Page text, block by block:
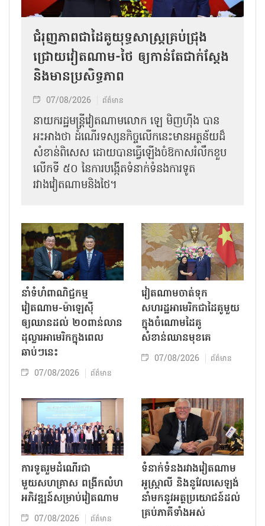
ជំរុញភាពជាដៃគូយុទ្ធសាស្ត្រគ្រប់ជ្រុង
ជ្រោយវៀតណាម-ថៃ ឲ្យកាន់តែជាក់ស្ដែង
និងមានប្រសិទ្ធភាព
07/08/2026 ព័ត៌មាន
នាយករដ្ឋមន្ត្រីវៀតណាមលោក ឡេ មិញហ៊ឹង បាន
អះអាងថា ដំណើរទស្សនកិច្ចលើកនេះមានអត្ថន័យដ៏
សំខាន់ពិសេស ដោយបានធ្វើឡើងចំឱកាសរំលឹកខួប
លើកទី ៥០ នៃការបង្កើតទំនាក់ទំនងការទូត
រវាងវៀតណាមនិងថៃ។
នាំទំហំពាណិជ្ជកម្ម
វៀតណាម-ម៉ាឡេស៊ី
ឲ្យឈានដល់ ២០ពាន់លាន
ដុល្លារអាមេរិកក្នុងពេល
ឆាប់ៗនេះ
07/08/2026 ព័ត៌មាន
វៀតណាមចាត់ទុក
សហរដ្ឋអាមេរិកជាដៃគូមួយ
ក្នុងចំណោមដៃគូ
សំខាន់ឈានមុខគេ
07/08/2026 ព័ត៌មាន
ការទូតរួមដំណើរជា
មួយសហគ្រាស ពង្រីកលំហ
អភិវឌ្ឍន៍សម្រាប់វៀតណាម
07/08/2026 ព័ត៌មាន
ទំនាក់ទំនងរវាងវៀតណាម
អូស្ត្រាលី និងនូវែលសេឡង់
នាំមកនូវអត្ថប្រយោជន៍ដល់
គ្រប់ភាគីទាំងអស់